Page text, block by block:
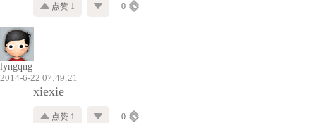
点赞 1 0
lyngqng
2014-6-22 07:49:21
xiexie
点赞 1 0